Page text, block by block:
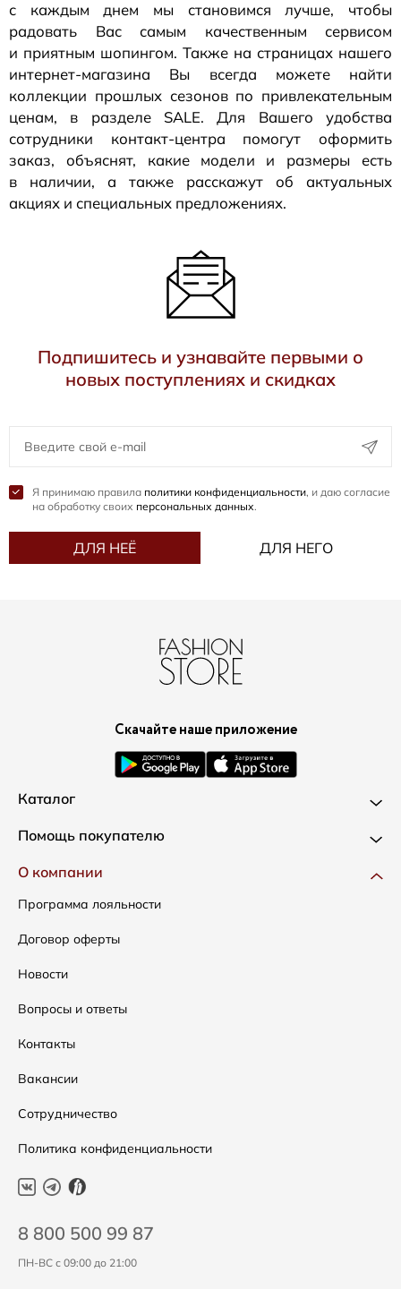
с каждым днем мы становимся лучше, чтобы
радовать Вас самым качественным сервисом
и приятным шопингом. Также на страницах нашего
интернет-магазина Вы всегда можете найти
коллекции прошлых сезонов по привлекательным
ценам, в разделе SALE. Для Вашего удобства
сотрудники контакт-центра помогут оформить
заказ, объяснят, какие модели и размеры есть
в наличии, а также расскажут об актуальных
акциях и специальных предложениях.
Подпишитесь и узнавайте первыми о
новых поступлениях и скидках
Я принимаю правила политики конфиденциальности, и даю согласие
на обработку своих персональных данных.
ДЛЯ НЕЁ ДЛЯ НЕГО
Скачайте наше приложение
Каталог
Новинки
Одежда
Сумки
Аксессуары
Распродажа
Подарочные сертификаты
Помощь покупателю
Доставка и оплата
Как оформить заказ
Условия возвратов
Таблица размеров
Уход за одеждой
О компании
Программа лояльности
Договор оферты
Новости
Вопросы и ответы
Контакты
Вакансии
Сотрудничество
Политика конфиденциальности
8 800 500 99 87
ПН-ВС с 09:00 до 21:00